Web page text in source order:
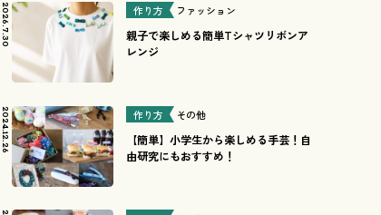
2026.7.30 作り方 ファッション
親子で楽しめる簡単Tシャツリボンア
レンジ
2024.12.26 作り方 その他
【簡単】小学生から楽しめる手芸！自
由研究にもおすすめ！